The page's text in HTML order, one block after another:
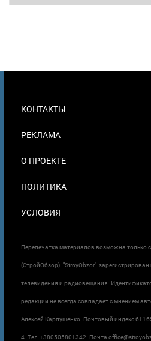
В
КОНТАКТЫ
РЕКЛАМА
О ПРОЕКТЕ
ПОЛИТИКА
УСЛОВИЯ
Перепечатка материалов возможна только
(СтройОбзор). "StroyObzor"
телевидения и радиовещания.
редакции не всегда совпадает с мнением
Алексей Карпушенко. Почтовый индекс
4. Тел.+380505801342. Почта